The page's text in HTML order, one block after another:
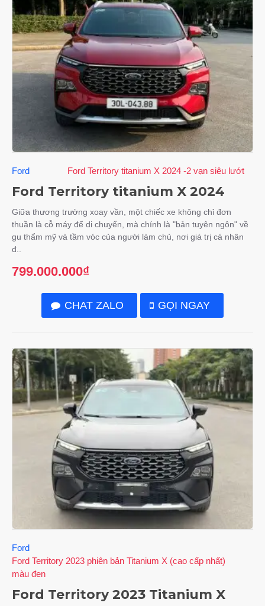
Ford Ford Territory titanium X 2024 -2 vạn siêu lướt
Ford Territory titanium X 2024
Giữa thương trường xoay vần, một chiếc xe không chỉ đơn
thuần là cỗ máy để di chuyển, mà chính là "bản tuyên ngôn" về
gu thẩm mỹ và tầm vóc của người làm chủ, nơi giá trị cá nhân
đ..
799.000.000₫
CHAT ZALO GỌI NGAY
Ford
Ford Territory 2023 phiên bản Titanium X (cao cấp nhất)
màu đen
Ford Territory 2023 Titanium X